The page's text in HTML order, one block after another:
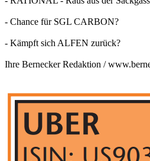
- Chance für SGL CARBON?
- Kämpft sich ALFEN zurück?
Ihre Bernecker Redaktion /